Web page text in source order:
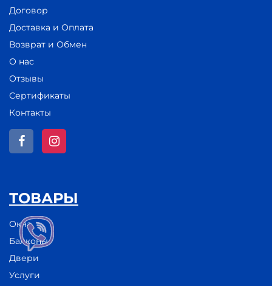
Договор
Доставка и Оплата
Возврат и Обмен
О нас
Отзывы
Сертификаты
Контакты
ТОВАРЫ
Окна
Балконы
Двери
Услуги